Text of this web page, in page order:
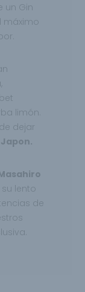
un Gin
máximo
limón.
dejar
su lento
de